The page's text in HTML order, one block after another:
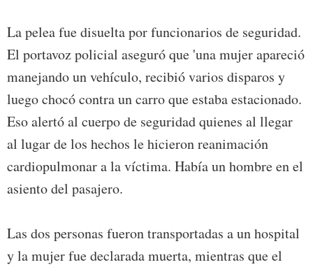
La pelea fue disuelta por funcionarios de seguridad.
El portavoz policial aseguró que 'una mujer apareció
manejando un vehículo, recibió varios disparos y
luego chocó contra un carro que estaba estacionado.
Eso alertó al cuerpo de seguridad quienes al llegar
al lugar de los hechos le hicieron reanimación
cardiopulmonar a la víctima. Había un hombre en el
asiento del pasajero.
Las dos personas fueron transportadas a un hospital
y la mujer fue declarada muerta, mientras que el